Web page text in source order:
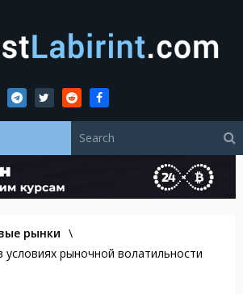
рынки \
условиях рыночной волатильности